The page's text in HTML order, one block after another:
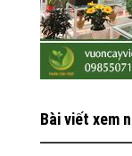
Bài viết xem